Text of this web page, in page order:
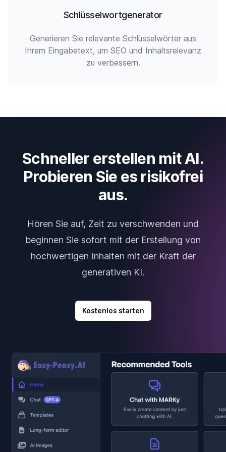
Schlüsselwortgenerator
Generieren Sie relevante Schlüsselwörter aus
Ihrem Eingabetext, um SEO und Inhaltsrelevanz
zu verbessern.
Schneller erstellen mit AI.
Probieren Sie es risikofrei
aus.
Hören Sie auf, Zeit zu verschwenden und
beginnen Sie sofort mit der Erstellung von
hochwertigen Inhalten mit der Kraft der
generativen KI.
Kostenlos starten